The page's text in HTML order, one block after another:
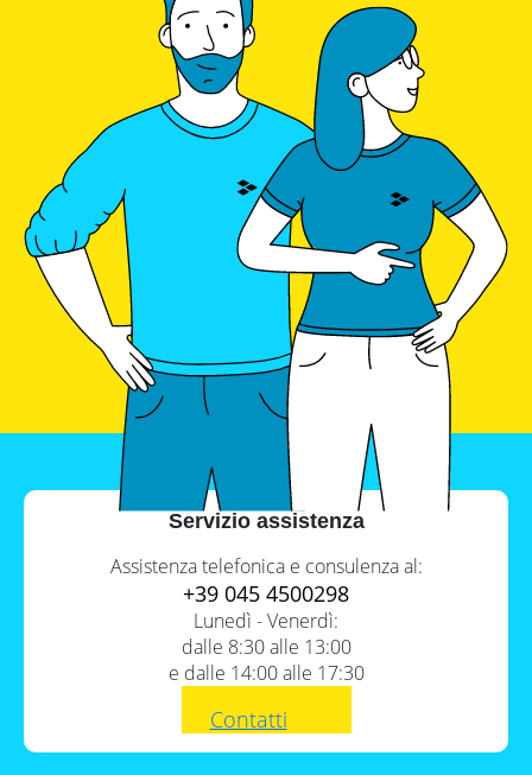
Contenuto
Lynx Home F
2. Alta versatilità in un'unica
Servizio assistenza
Assistenza telefonica e consulenza al:
+39 045 4500298
Lunedì - Venerdì:
dalle 8:30 alle 13:00
e dalle 14:00 alle 17:30
Contatti